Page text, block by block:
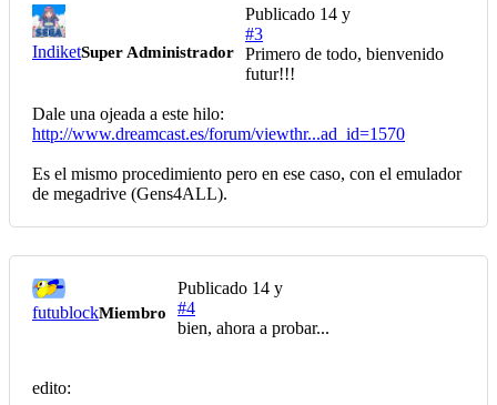
IndiketSuper Administrador
Publicado 14 y
#3
Primero de todo, bienvenido
futur!!!
Dale una ojeada a este hilo:
http://www.dreamcast.es/forum/viewthr...ad_id=1570
Es el mismo procedimiento pero en ese caso, con el emulador
de megadrive (Gens4ALL).
futublockMiembro
Publicado 14 y
#4
bien, ahora a probar...
edito: